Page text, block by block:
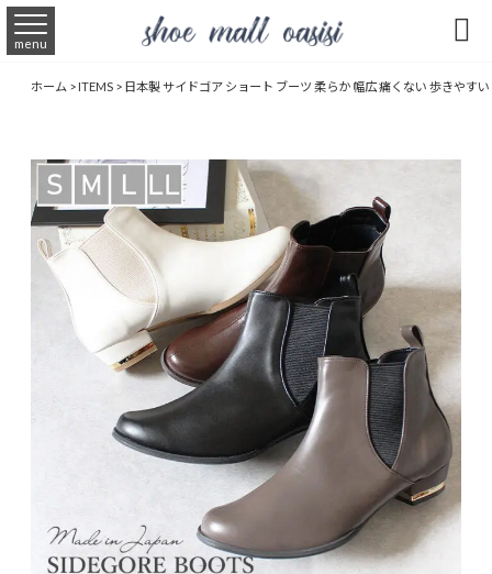
menu 
ホーム>ITEMS>日本製 サイドゴア ショート ブーツ 柔らか 幅広 痛くない 歩きやすい